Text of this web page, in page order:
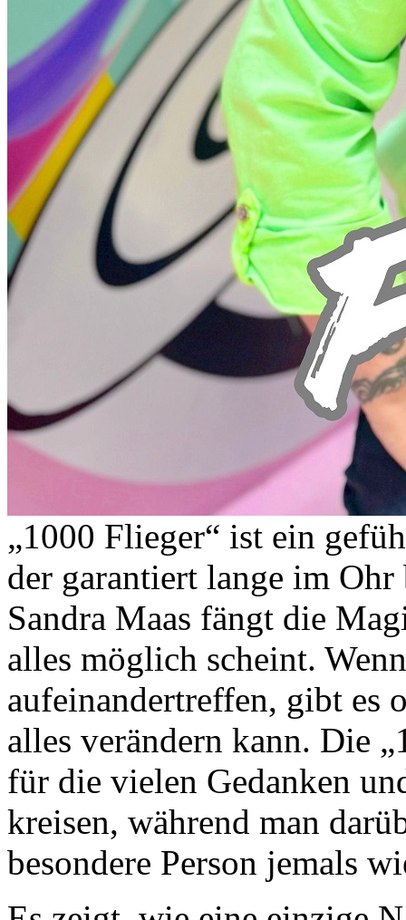
„1000 Flieger“ ist ein
der garantiert lange im
Sandra Maas fängt die
alles möglich scheint.
aufeinandertreffen, gibt es
alles verändern kann. Die
für die vielen Gedanken
kreisen, während man
besondere Person jemals